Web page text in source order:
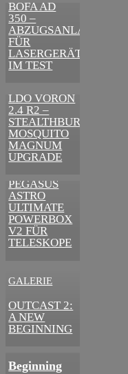
BOFA AD
350 –
ABZUGSANLAGE
FÜR
LASERGERÄTE
IM TEST
ZUR
ERFOLGREICHEN
MARKENBILDUNG
IN DER
DIGITALEN
ÄRA
LDO VORON
2.4 R2 –
STEALTHBURNER
MOSQUITO
MAGNUM
UPGRADE
3D-DRUCKER
PEGASUS
ASTRO
ULTIMATE
POWERBOX
V2 FÜR
TELESKOPE
ASTRONOMIE
OUTCAST 2:
A NEW
BEGINNING
GALERIE
Outcast 2: A
Beginning